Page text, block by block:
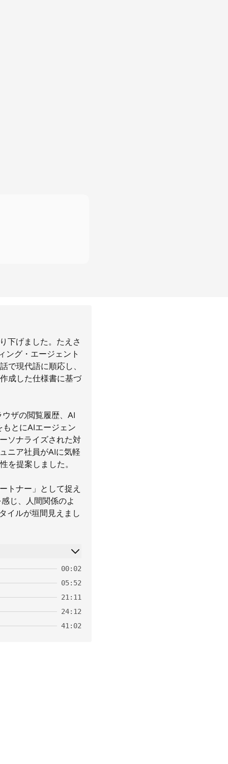
下げました。たえさ
ング・エージェント
で現代語に順応し、
成した仕様書に基づ
ザの閲覧履歴、AI
とにAIエージェン
ソナライズされた対
ニア社員がAIに気軽
を提案しました。
トナー」として捉え
じ、人間関係のよ
イルが垣間見えまし
00:02
05:52
21:11
24:12
41:02